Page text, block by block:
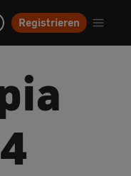
Registrieren